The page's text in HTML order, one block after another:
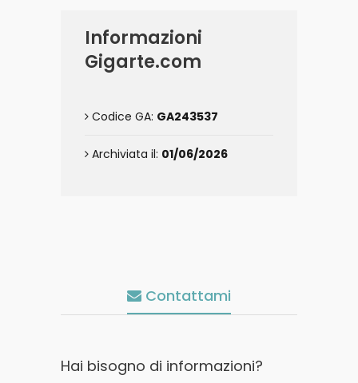
Informazioni
Gigarte.com
Codice GA: GA243537
Archiviata il: 01/06/2026
Contattami
Hai bisogno di informazioni?